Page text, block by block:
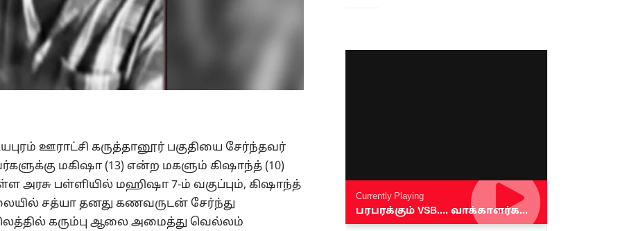
ஊராட்சி கருத்தானூர் பகுதியை சேர்ந்தவர்
மகிஷா (13) என்ற மகளும் கிஷாந்த் (10)
அரசு பள்ளியில் மஹிஷா 7-ம் வகுப்பும், கிஷாந்த்
சத்யா தனது கணவருடன் சேர்ந்து
கரும்பு ஆலை அமைத்து வெல்லம்
Currently Playing
பரபரக்கும் VSB.... வாக்காளர்கள் சொல்வது என்ன?? #senthilbalaji #erodeelection